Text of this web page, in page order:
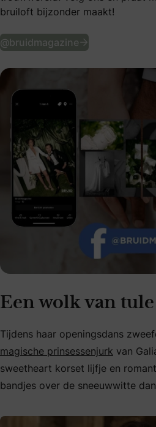
bruiloft bijzonder maakt!
@bruidmagazine Volg ons op
Een wolk van tule
Tijdens haar openingsdans
magische prinsessenjurk van
sweetheart korset lijfje en
bandjes over de sneeuwwitte